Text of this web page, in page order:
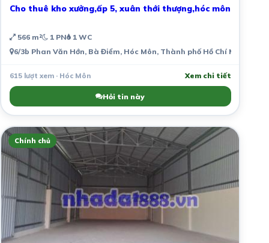
Cho thuê kho xưởng,ấp 5, xuân thới thượng,hóc môn
566 m² 1 PN 1 WC
6/3b Phan Văn Hớn, Bà Điểm, Hóc Môn, Thành phố Hồ Chí Minh,
615 lượt xem · Hóc Môn Xem chi tiết
Hỏi tin này
Chính chủ